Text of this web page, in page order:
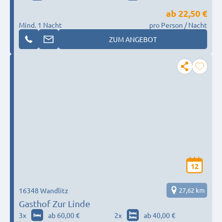
Mind. 1 Nacht
ab 22,50 €
pro Person / Nacht
ZUM ANGEBOT
12
Gasthof Zur Linde
16348 Wandlitz 27,62 km
3x ab 60,00 € 2x ab 40,00 €